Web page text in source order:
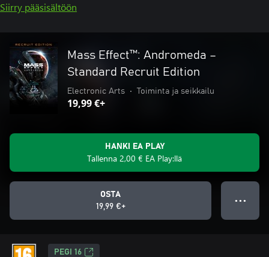
Siirry pääsisältöön
Mass Effect™: Andromeda –
Standard Recruit Edition
Electronic Arts • Toiminta ja seikkailu
19,99 €+
HANKI EA PLAY
Tallenna 2,00 € EA Play:llä
OSTA
19,99 €+
● ● ●
PEGI 16